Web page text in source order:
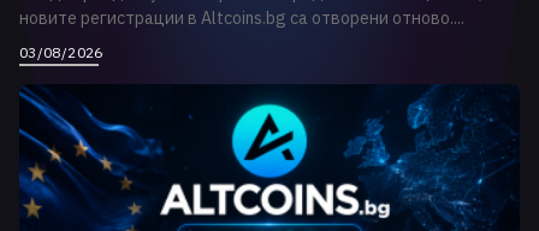
новите регистрации в Altcoins.bg са отворени отново....
03/08/2026